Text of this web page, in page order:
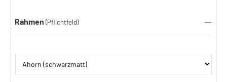
Rahmen (Pflichtfeld)